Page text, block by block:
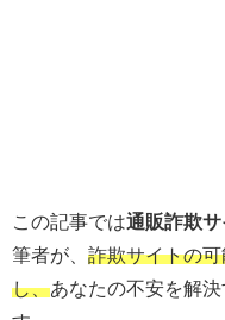
この記事では通販詐欺
筆者が、 詐欺サイトの
し、あなたの不安を解